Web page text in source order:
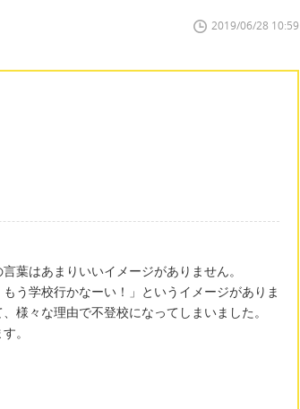
2019/06/28 10:59
葉はあまりいいイメージがありません。
う学校行かなーい！」というイメージがありま
様々な理由で不登校になってしまいました。
。